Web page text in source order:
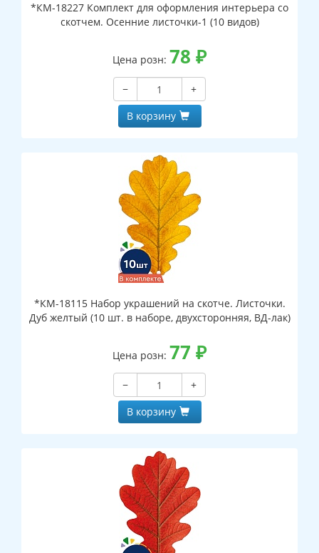
*КМ-18227 Комплект для оформления интерьера со
скотчем. Осенние листочки-1 (10 видов)
Цена розн: 78 ₽
−
+
В корзину
*КМ-18115 Набор украшений на скотче. Листочки.
Дуб желтый (10 шт. в наборе, двухсторонняя, ВД-лак)
Цена розн: 77 ₽
−
+
В корзину